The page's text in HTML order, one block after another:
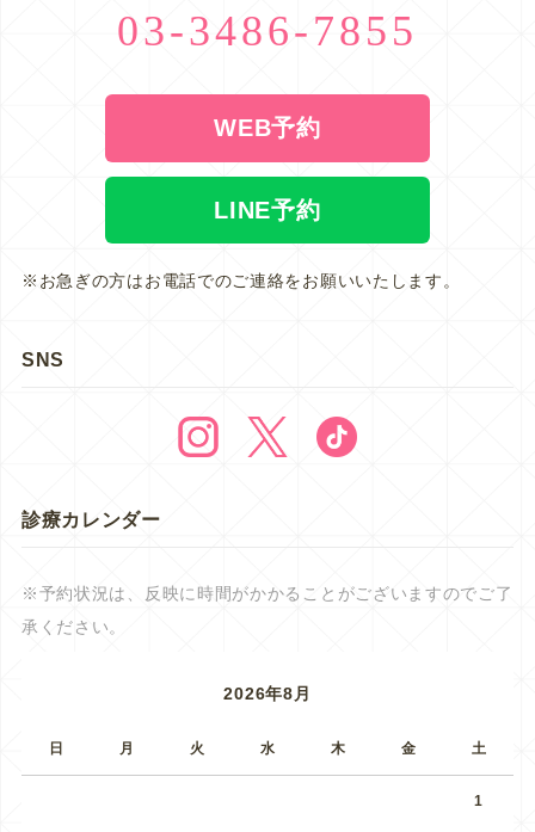
03-3486-7855
WEB予約
LINE予約
※お急ぎの方はお電話でのご連絡をお願いいたします。
SNS
診療カレンダー
※予約状況は、反映に時間がかかることがございますのでご了
承ください。
2026年8月
日 月 火 水 木 金 土
1